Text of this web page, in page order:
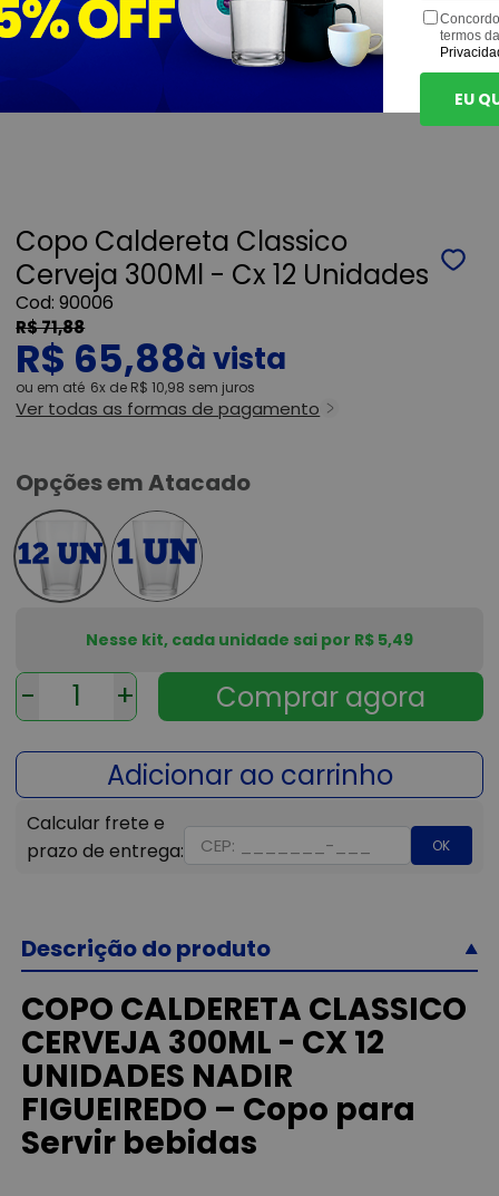
Copo Caldereta Classico
Cerveja 300Ml - Cx 12 Unidades
90006
R$ 71,88
R$ 65,88
ou 6x de R$ 10,98 sem juros
Ver todas as formas de pagamento
Opções em Atacado
- +
OK
Nesse kit, cada unidade sai por R$ 5,49
Descrição do produto
COPO CALDERETA CLASSICO
CERVEJA 300ML - CX 12
UNIDADES NADIR
FIGUEIREDO – Copo para
Servir bebidas
termos
EU